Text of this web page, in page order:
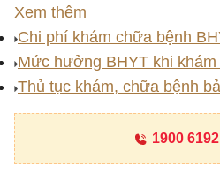
Xem thêm
Chi phí khám chữa bệnh
Mức hưởng BHYT khi
Thủ tục khám, chữa bệnh
1900 6192